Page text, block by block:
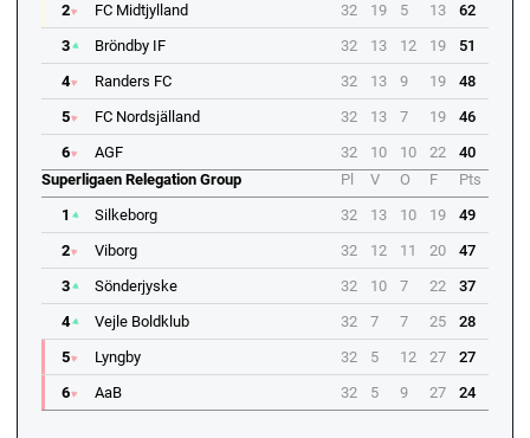
2
FC Midtjylland 32 19 5 13
62
3
Bröndby IF 32 13 12 19
51
4
Randers FC 32 13 9 19
48
5
FC Nordsjälland 32 13 7 19
46
6
AGF 32 10 10 22
40
Superligaen Relegation Group
Pl V O F
Pts
1
Silkeborg 32 13 10 19
49
2
Viborg 32 12 11 20
47
3
Sönderjyske 32 10 7 22
37
4
Vejle Boldklub 32 7 7 25
28
5
Lyngby 32 5 12 27
27
6
AaB 32 5 9 27 24